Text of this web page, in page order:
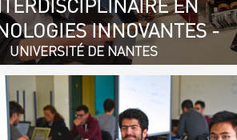
EN
INNOVANTES -
UNIVERSITÉ DE NANTES